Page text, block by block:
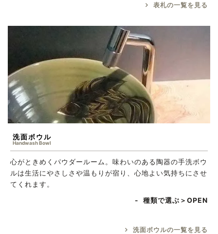
表札の一覧を見る
洗面ボウル
Handwash Bowl
心がときめくパウダールーム。味わいのある陶器の手洗ボウ
ルは生活にやさしさや温もりが宿り、心地よい気持ちにさせ
てくれます。
種類で選ぶ＞
洗面ボウルの一覧を見る